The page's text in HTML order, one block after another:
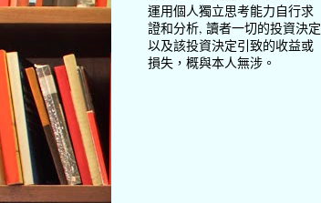
運用個人獨立思考能力自行求
證和分析, 讀者一切的投資決定
以及該投資決定引致的收益或
損失，概與本人無涉。